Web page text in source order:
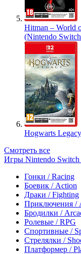
Hitman – World
(Nintendo
Hogwarts
Смотреть все
Игры Nintendo Switch
Гонки / Racing
Боевик / Action
Драки / Fighting
Приключения /
Бродилки /
Ролевые / RPG
Спортивные /
Стрелялки /
Платформер /